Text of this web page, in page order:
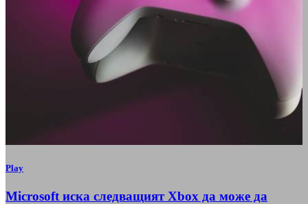
Play
Microsoft иска следващият Xbox да може да